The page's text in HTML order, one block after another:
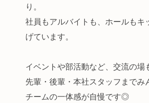
り。
社員もアルバイトも、ホールも
げています。
イベントや部活動など、交流の場
先輩・後輩・本社スタッフまでみ
チームの一体感が自慢です◎